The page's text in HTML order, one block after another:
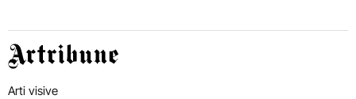
Artribune
Arti visive